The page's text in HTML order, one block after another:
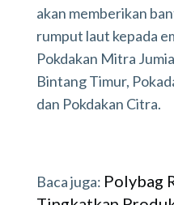
akan memberikan
rumput laut kepada
Pokdakan Mitra
Bintang Timur,
dan Pokdakan Citra.
Baca juga: Polybag